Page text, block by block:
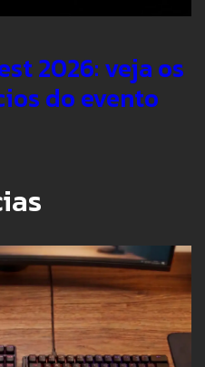
2026: veja os
do evento